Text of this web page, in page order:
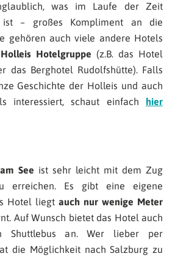
was im Laufe der Zeit
ist – großes Kompliment an die
gehören auch viele andere Hotels
Holleis Hotelgruppe (z.B. das Hotel
das Berghotel Rudolfshütte). Falls
Geschichte der Holleis und auch
interessiert, schaut einfach hier
See ist sehr leicht mit dem Zug
erreichen. Es gibt eine eigene
Hotel liegt auch nur wenige Meter
Auf Wunsch bietet das Hotel auch
Shuttlebus an. Wer lieber per
die Möglichkeit nach Salzburg zu